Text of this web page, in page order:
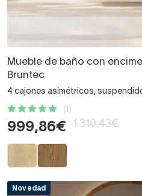
Mueble de baño con
Bruntec
4 cajones asimétricos,
(1)
999,86€ 1.310,43€
Novedad